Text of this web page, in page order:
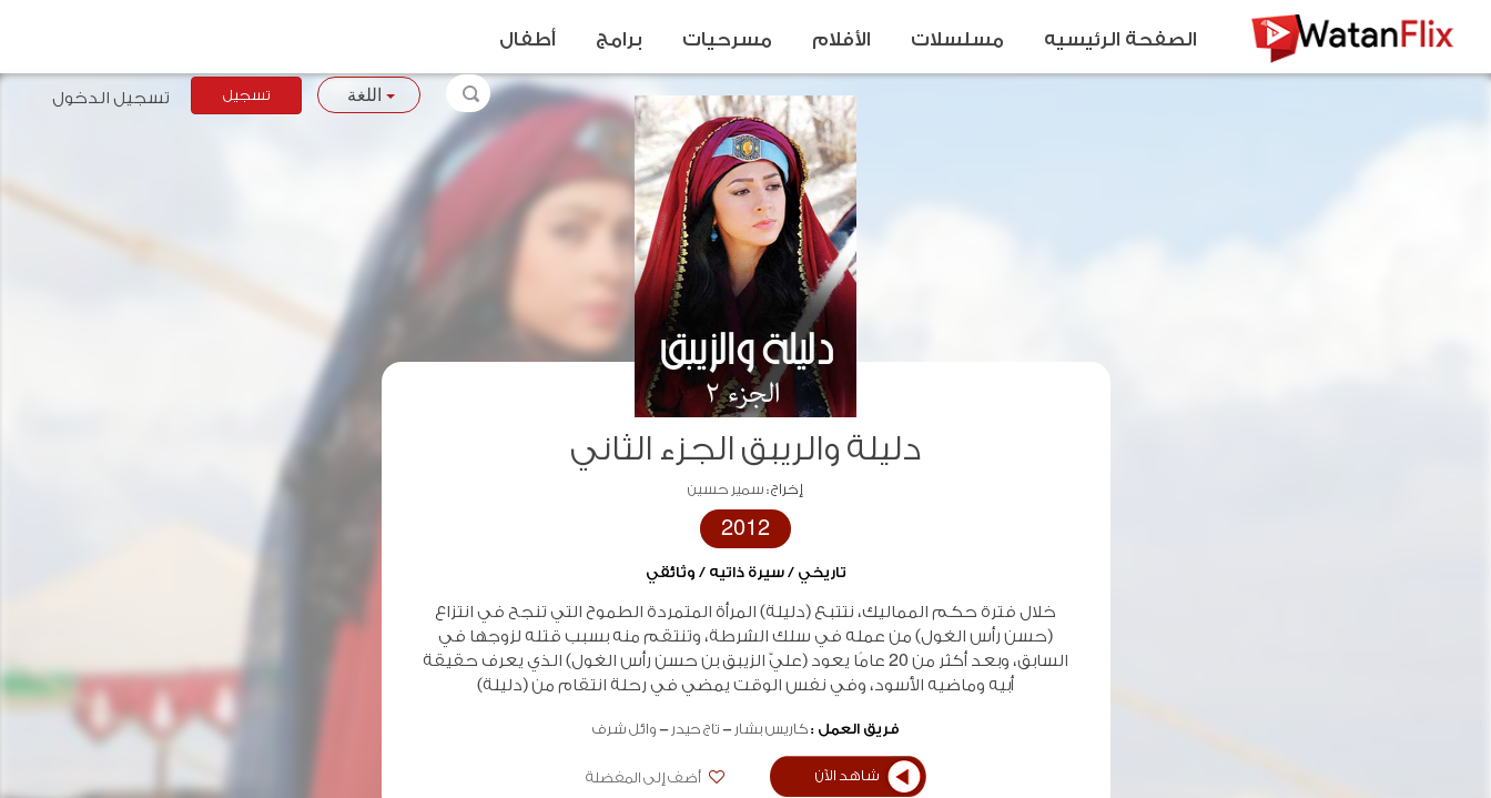
دليلة والريبق الجزء الثاني
إخراج :سمير حسين
2012
تاريخي / سيرة ذاتيه / وثائقي
خلال فترة حكم المماليك، نتتبع (دليلة) المرأة المتمردة الطموح التي تنجح في انتزاع
(حسن رأس الغول) من عمله في سلك الشرطة، وتنتقم منه بسبب قتله لزوجها في
السابق، وبعد أكثر من 20 عامًا يعود (عليّ الزيبق بن حسن رأس الغول) الذي يعرف حقيقة
أبيه وماضيه الأسود، وفي نفس الوقت يمضي في رحلة انتقام من (دليلة)
فريق العمل :كاريس بشار تاج حيدر وائل شرف
شاهد الآن أضف إلى المفضلة
الصفحة الرئيسيه مسلسلات الأفلام مسرحيات برامج أطفال
اللغة تسجيل تسجيل الدخول